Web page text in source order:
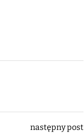
następny post